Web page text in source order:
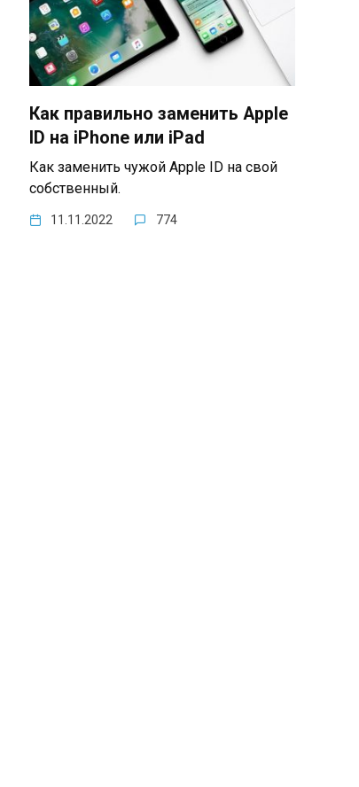
Как правильно заменить Apple
ID на iPhone или iPad
Как заменить чужой Apple ID на свой
собственный.
11.11.2022 774